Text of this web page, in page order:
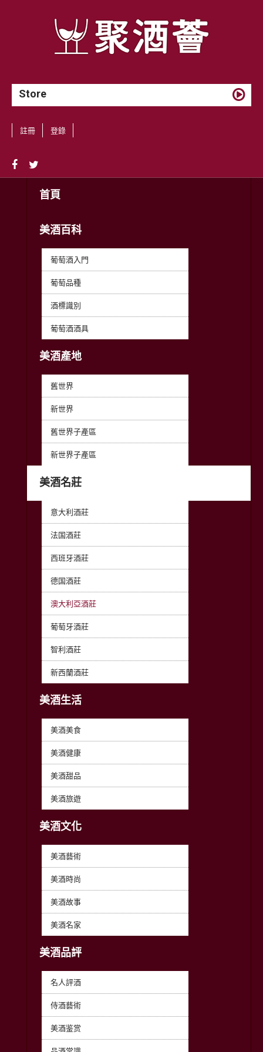
Store
註冊 登錄
首頁
美酒百科
葡萄酒入門
葡萄品種
酒標識別
葡萄酒酒具
美酒產地
舊世界
新世界
舊世界子產區
新世界子產區
美酒名莊
意大利酒莊
法国酒莊
西班牙酒莊
德国酒莊
澳大利亞酒莊
葡萄牙酒莊
智利酒莊
新西蘭酒莊
美酒生活
美酒美食
美酒健康
美酒甜品
美酒旅遊
美酒文化
美酒藝術
美酒時尚
美酒故事
美酒名家
美酒品評
名人評酒
侍酒藝術
美酒鉴赏